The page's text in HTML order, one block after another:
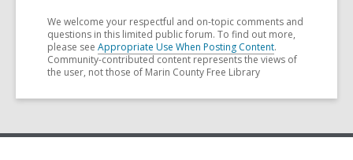
We welcome your respectful and on-topic comments and
questions in this limited public forum. To find out more,
please see Appropriate Use When Posting Content.
Community-contributed content represents the views of
the user, not those of Marin County Free Library